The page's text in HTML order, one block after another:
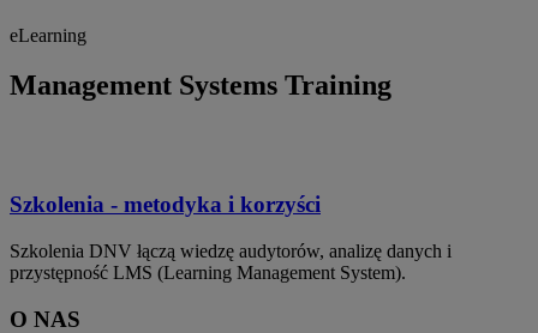
eLearning
Management Systems Training
Szkolenia - metodyka i korzyści
Szkolenia DNV łączą wiedzę audytorów, analizę danych i
przystępność LMS (Learning Management System).
O NAS